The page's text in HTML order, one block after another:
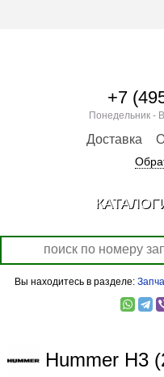
Вы находитесь в разделе:
Hummer H3
+7
Понедельник -
Доставка